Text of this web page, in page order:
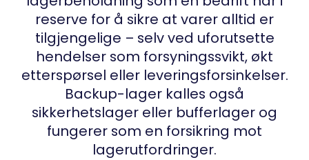
reserve for å sikre at varer alltid er
tilgjengelige – selv ved uforutsette
hendelser som forsyningssvikt, økt
etterspørsel eller leveringsforsinkelser.
Backup-lager kalles også
sikkerhetslager eller bufferlager og
fungerer som en forsikring mot
lagerutfordringer.